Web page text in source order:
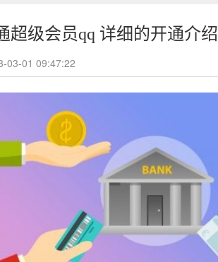
超级会员qq 详细的开通介
03-01 09:47:22